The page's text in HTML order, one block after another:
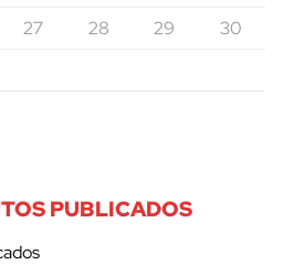
27 28 29
30
PUBLICADOS